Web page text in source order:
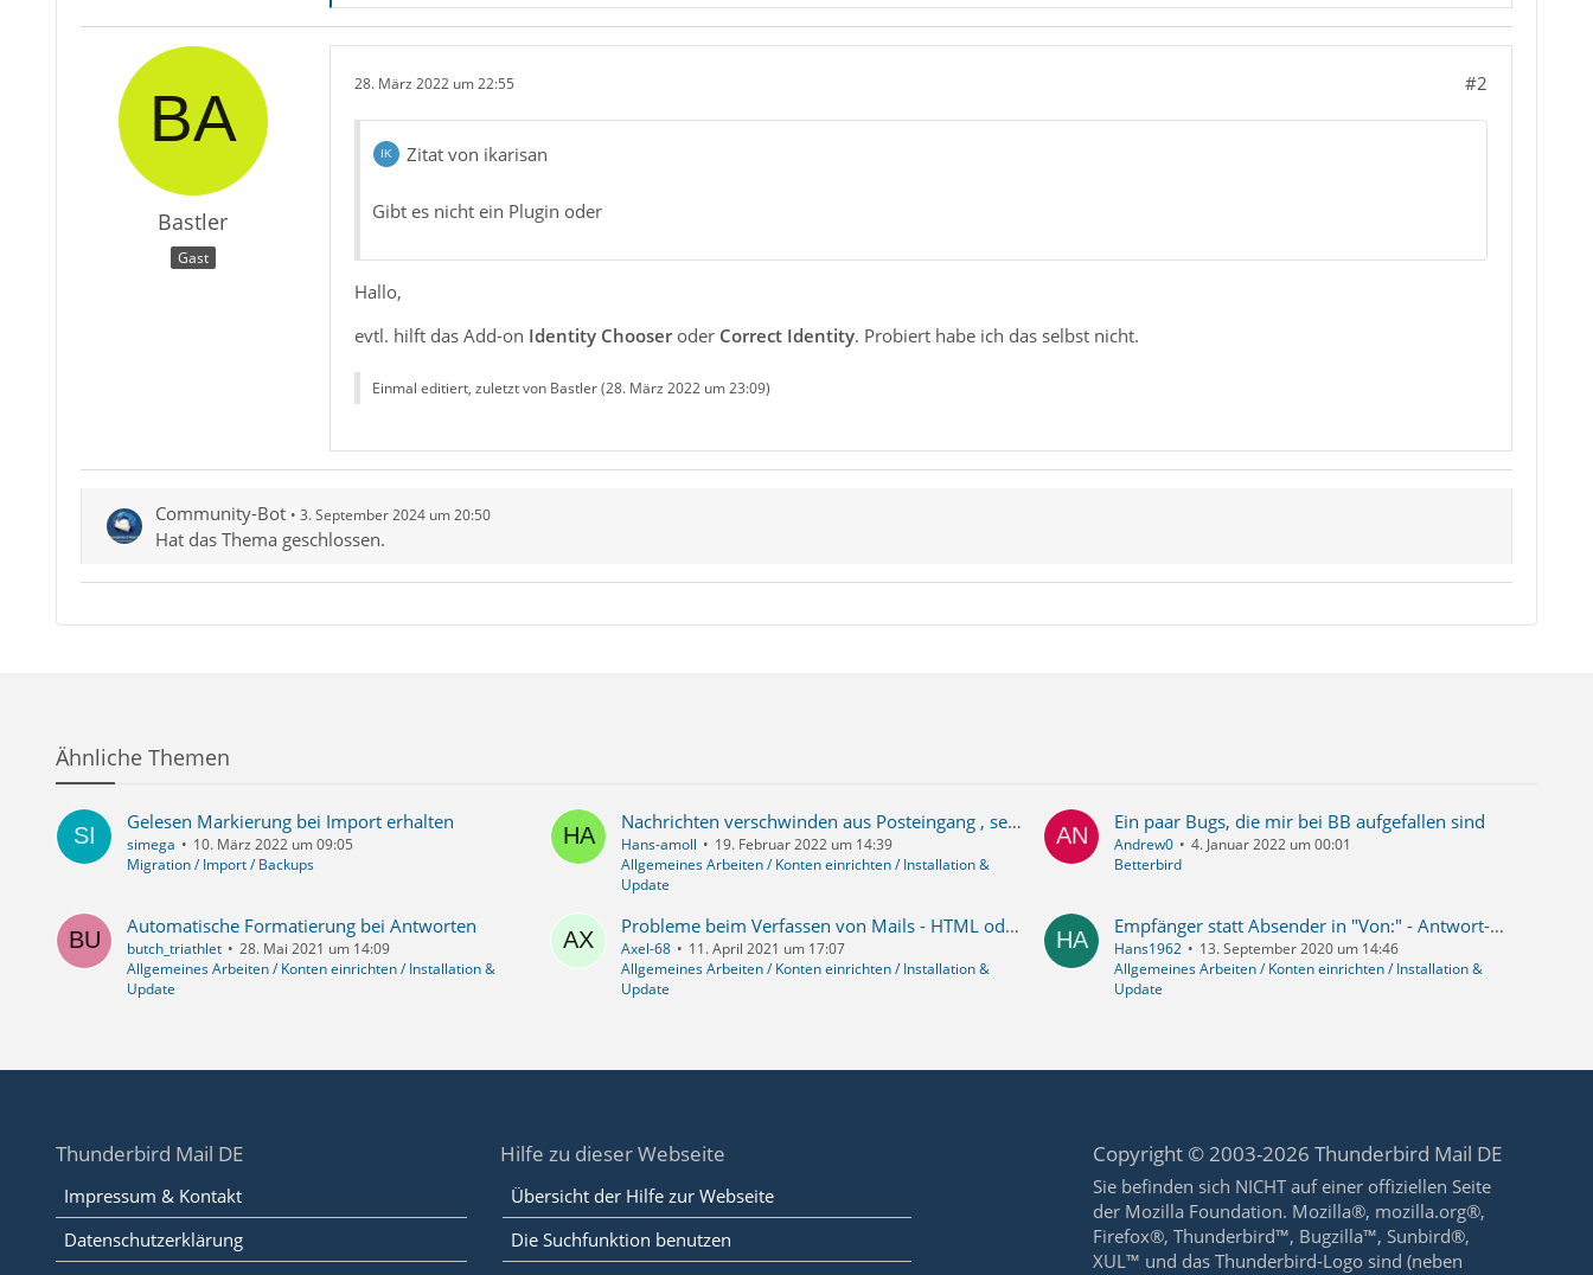
Bastler
Gast
28. März 2022 um 22:55 #2
Zitat von ikarisan
Gibt es nicht ein Plugin oder
Hallo,
evtl. hilft das Add-on Identity Chooseroder Correct Identity. Probiert habe ich das selbst nicht.
Einmal editiert, zuletzt von Bastler (28. März 2022 um 23:09)
Community-Bot 3. September 2024 um 20:50
Hat das Thema geschlossen.
Ähnliche Themen
Gelesen Markierung bei Import erhalten
simega
10. März 2022 um 09:05
Migration / Import / Backups
Nachrichten verschwinden aus Posteingang , seit der Installation von Google Mail (gmail)
Hans-amoll
19. Februar 2022 um 14:39
Allgemeines Arbeiten / Konten einrichten / Installation &
Update
Ein paar Bugs, die mir bei BB aufgefallen sind
Andrew0
4. Januar 2022 um 00:01
Betterbird
Automatische Formatierung bei Antworten
butch_triathlet
28. Mai 2021 um 14:09
Allgemeines Arbeiten / Konten einrichten / Installation &
Update
Probleme beim Verfassen von Mails - HTML oder Rein und automatischer Zeilenumbruch
Axel-68
11. April 2021 um 17:07
Allgemeines Arbeiten / Konten einrichten / Installation &
Update
Empfänger statt Absender in "Von:" - Antwort-Mail geht immer an mich selbst anstatt zum Absender
Hans1962
13. September 2020 um 14:46
Allgemeines Arbeiten / Konten einrichten / Installation &
Update
Thunderbird Mail DE
Impressum & Kontakt
Datenschutzerklärung
Hilfe zu dieser Webseite
Übersicht der Hilfe zur Webseite
Die Suchfunktion benutzen
Copyright © 2003-2026 Thunderbird Mail DE
Sie befinden sich NICHT auf einer offiziellen Seite
der Mozilla Foundation. Mozilla®, mozilla.org®,
Firefox®, Thunderbird™, Bugzilla™, Sunbird®,
XUL™ und das Thunderbird-Logo sind (neben